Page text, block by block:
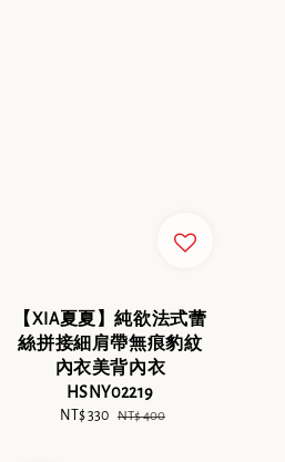
【XIA夏夏】純欲法式蕾
絲拼接細肩帶無痕豹紋
內衣美背內衣
HSNY02219
Sale
NT$ 330 Regular
NT$ 400